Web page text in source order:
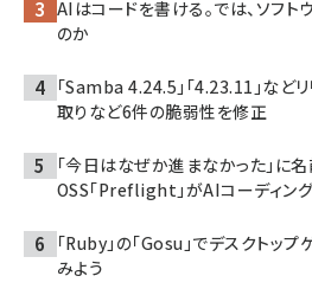
AIはコードを書ける。では、ソフト
のか
「Samba 4.24.5」「4.23.11」など
取りなど6件の脆弱性を修正
「今日はなぜか進まなかった」に
OSS「Preflight」がAIコーディン
「Ruby」の「Gosu」でデスクトッ
みよう